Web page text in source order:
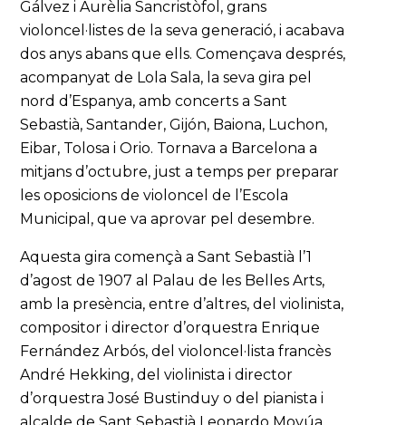
Gálvez i Aurèlia Sancristòfol, grans
violoncel·listes de la seva generació, i acabava
dos anys abans que ells. Començava després,
acompanyat de Lola Sala, la seva gira pel
nord d’Espanya, amb concerts a Sant
Sebastià, Santander, Gijón, Baiona, Luchon,
Eibar, Tolosa i Orio. Tornava a Barcelona a
mitjans d’octubre, just a temps per preparar
les oposicions de violoncel de l’Escola
Municipal, que va aprovar pel desembre.
Aquesta gira començà a Sant Sebastià l’1
d’agost de 1907 al Palau de les Belles Arts,
amb la presència, entre d’altres, del violinista,
compositor i director d’orquestra Enrique
Fernández Arbós, del violoncel·lista francès
André Hekking, del violinista i director
d’orquestra José Bustinduy o del pianista i